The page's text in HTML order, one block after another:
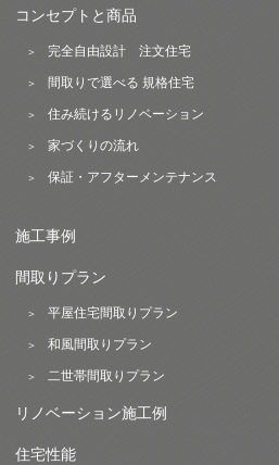
コンセプトと商品
完全自由設計 注文住宅
間取りで選べる 規格住宅
住み続けるリノベーション
家づくりの流れ
保証・アフターメンテナンス
施工事例
間取りプラン
平屋住宅間取りプラン
和風間取りプラン
二世帯間取りプラン
リノベーション施工例
住宅性能